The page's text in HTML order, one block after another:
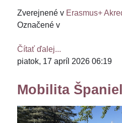
Zverejnené v Erasmus+
Označené v
Čítať ďalej...
piatok, 17 apríl 2026 06:19
Mobilita